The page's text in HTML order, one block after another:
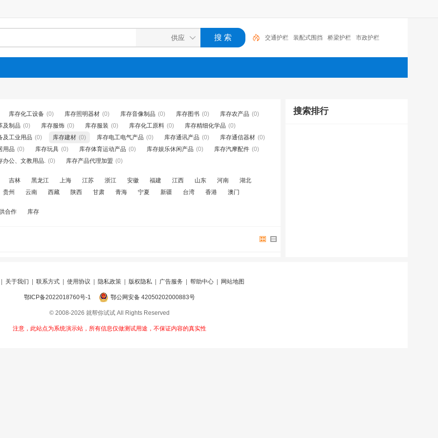
交通护栏 装配式围挡 桥梁护栏 市政护栏
库存化工设备 (0) 库存照明器材 (0) 库存音像制品 (0) 库存图书 (0) 库存农产品 (0)
及制品 (0) 库存服饰 (0) 库存服装 (0) 库存化工原料 (0) 库存精细化学品 (0)
及工业用品 (0) 库存建材 (0) 库存电工电气产品 (0) 库存通讯产品 (0) 库存通信器材 (0)
用品 (0) 库存玩具 (0) 库存体育运动产品 (0) 库存娱乐休闲产品 (0) 库存汽摩配件 (0)
办公、文教用品. (0) 库存产品代理加盟 (0)
吉林 黑龙江 上海 江苏 浙江 安徽 福建 江西 山东 河南
湖北
贵州
云南 西藏 陕西 甘肃 青海 宁夏 新疆 台湾 香港 澳门
合作 库存
搜索排行
关于我们 联系方式 使用协议 隐私政策 版权隐私 广告服务 帮助中心 网站地图
鄂ICP备2022018760号-1 鄂公网安备 42050202000883号
© 2008-2026 就帮你试试 All Rights Reserved
注意，此站点为系统演示站，所有信息仅做测试用途，不保证内容的真实性